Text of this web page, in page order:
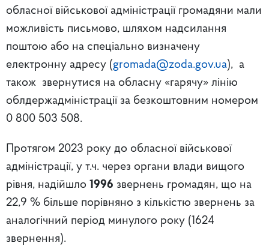
обласної військової адміністрації громадяни мали
можливість письмово, шляхом надсилання
поштою або на спеціально визначену
електронну адресу (gromada@zoda.gov.ua), а
також звернутися на обласну «гарячу» лінію
облдержадміністрації за безкоштовним номером
0 800 503 508.
Протягом 2023 року до обласної військової
адміністрації, у т.ч. через органи влади вищого
рівня, надійшло 1996 звернень громадян, що на
22,9 % більше порівняно з кількістю звернень за
аналогічний період минулого року (1624
звернення).